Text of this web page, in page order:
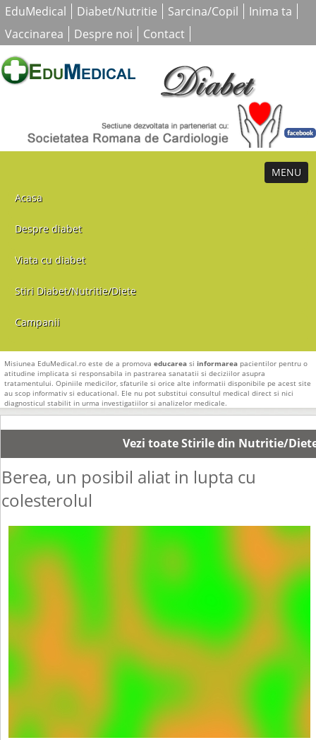
EduMedical Diabet/Nutritie Sarcina/Copil
Inima ta
Vaccinarea
Despre noi Contact
MENU
Acasa
Despre diabet
Viata cu diabet
Stiri Diabet/Nutritie/Diete
Campanii
Misiunea EduMedical.ro este de a promovaeducarea siinformarea pacientilor pentru o
atitudine implicata si responsabila in pastrarea sanatatii si deciziilor asupra
tratamentului. Opiniile medicilor, sfaturile si orice alte informatii disponibile pe acest site
au scop informativ si educational. Ele nu pot substitui consultul medical direct si nici
diagnosticul stabilit in urma investigatiilor si analizelor medicale.
Vezi toate Stirile din Nutritie/
Berea, un posibil aliat in lupta cu
colesterolul